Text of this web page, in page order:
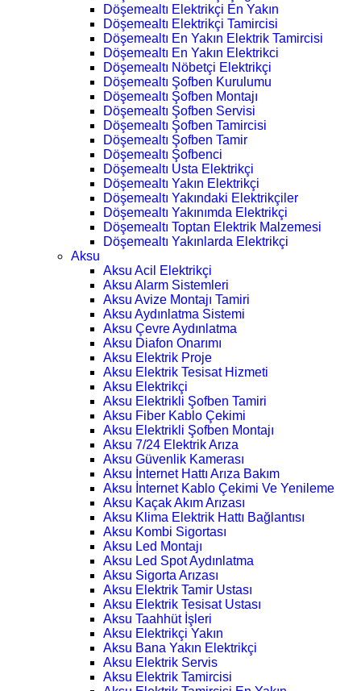
Döşemealtı Elektrikçi En Yakın
Döşemealtı Elektrikçi Tamircisi
Döşemealtı En Yakın Elektrik Tamircisi
Döşemealtı En Yakın Elektrikci
Döşemealtı Nöbetçi Elektrikçi
Döşemealtı Şofben Kurulumu
Döşemealtı Şofben Montajı
Döşemealtı Şofben Servisi
Döşemealtı Şofben Tamircisi
Döşemealtı Şofben Tamir
Döşemealtı Şofbenci
Döşemealtı Usta Elektrikçi
Döşemealtı Yakın Elektrikçi
Döşemealtı Yakındaki Elektrikçiler
Döşemealtı Yakınımda Elektrikçi
Döşemealtı Toptan Elektrik Malzemesi
Döşemealtı Yakınlarda Elektrikçi
Aksu
Aksu Acil Elektrikçi
Aksu Alarm Sistemleri
Aksu Avize Montajı Tamiri
Aksu Aydınlatma Sistemi
Aksu Çevre Aydınlatma
Aksu Diafon Onarımı
Aksu Elektrik Proje
Aksu Elektrik Tesisat Hizmeti
Aksu Elektrikçi
Aksu Elektrikli Şofben Tamiri
Aksu Fiber Kablo Çekimi
Aksu Elektrikli Şofben Montajı
Aksu 7/24 Elektrik Arıza
Aksu Güvenlik Kamerası
Aksu İnternet Hattı Arıza Bakım
Aksu İnternet Kablo Çekimi Ve Yenileme
Aksu Kaçak Akım Arızası
Aksu Klima Elektrik Hattı Bağlantısı
Aksu Kombi Sigortası
Aksu Led Montajı
Aksu Led Spot Aydınlatma
Aksu Sigorta Arızası
Aksu Elektrik Tamir Ustası
Aksu Elektrik Tesisat Ustası
Aksu Taahhüt İşleri
Aksu Elektrikçi Yakın
Aksu Bana Yakın Elektrikçi
Aksu Elektrik Servis
Aksu Elektrik Tamircisi